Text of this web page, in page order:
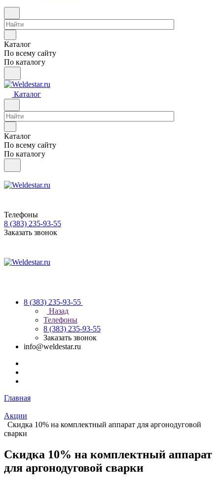
Каталог
По всему сайту
По каталогу
Каталог
Каталог
По всему сайту
По каталогу
Телефоны
8 (383) 235-93-55
Заказать звонок
8 (383) 235-93-55
Назад
Телефоны
8 (383) 235-93-55
Заказать звонок
info@weldestar.ru
Главная
Акции
Скидка 10% на комплектный аппарат для аргонодуговой
сварки
Скидка 10% на комплектный аппарат
для аргонодуговой сварки